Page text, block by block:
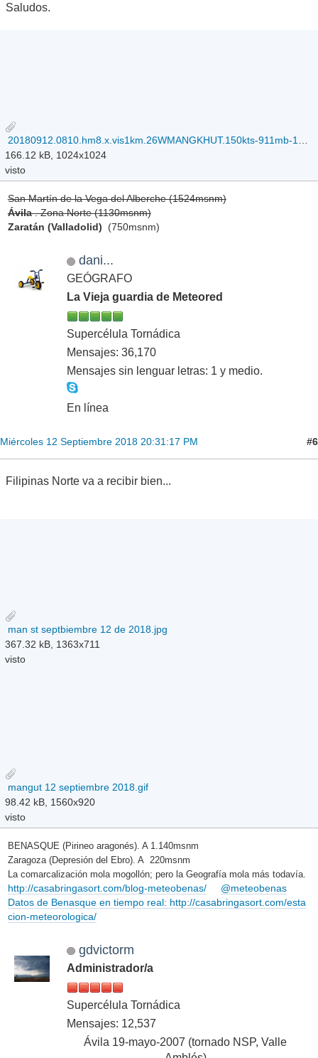
Saludos.
166.12 kB, 1024x1024
visto
San Martín de la Vega del Alberche (1524msnm)
Ávila. Zona Norte (1130msnm)
Zaratán (Valladolid) (750msnm)
dani...
GEÓGRAFO
La Vieja guardia de Meteored
Supercélula Tornádica
Mensajes: 36,170
Mensajes sin lenguar letras: 1 y medio.
En línea
Miércoles 12 Septiembre 2018 20:31:17 PM #6
Filipinas Norte va a recibir bien...
man st septbiembre 12 de 2018.jpg
367.32 kB, 1363x711
visto
mangut 12 septiembre 2018.gif
98.42 kB, 1560x920
visto
BENASQUE (Pirineo aragonés). A 1.140msnm
Zaragoza (Depresión del Ebro). A 220msnm
La comarcalización mola mogollón; pero la Geografía mola más todavía.
http://casabringasort.com/blog-meteobenas/
@meteobenas
Datos de Benasque en tiempo real: http://casabringasort.com/esta
cion-meteorologica/
gdvictorm
Administrador/a
Supercélula Tornádica
Mensajes: 12,537
Ávila 19-mayo-2007 (tornado NSP, Valle